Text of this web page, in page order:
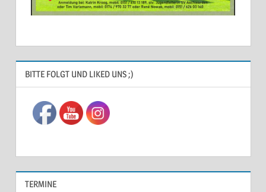
BITTE FOLGT UND LIKED UNS ;)
TERMINE